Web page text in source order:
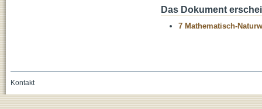
Das Dokument
7 Mathematisch-
Kontakt